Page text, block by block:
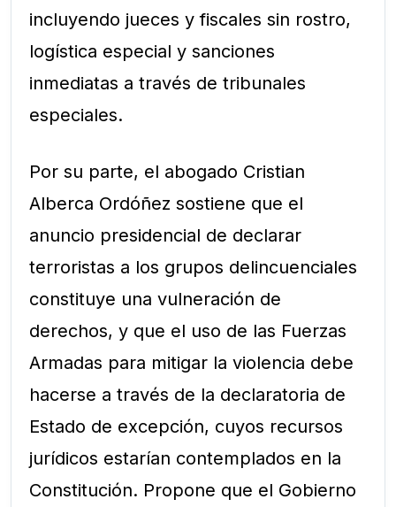
incluyendo jueces y fiscales sin rostro,
logística especial y sanciones
inmediatas a través de tribunales
especiales.
Por su parte, el abogado Cristian
Alberca Ordóñez sostiene que el
anuncio presidencial de declarar
terroristas a los grupos delincuenciales
constituye una vulneración de
derechos, y que el uso de las Fuerzas
Armadas para mitigar la violencia debe
hacerse a través de la declaratoria de
Estado de excepción, cuyos recursos
jurídicos estarían contemplados en la
Constitución. Propone que el Gobierno